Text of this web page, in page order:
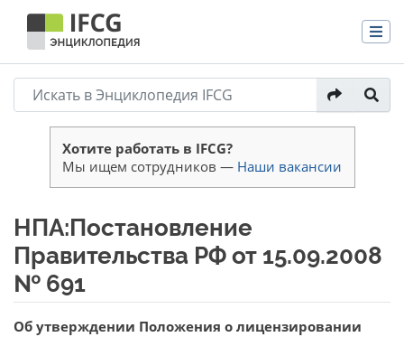
Хотите работать в IFCG?
Мы ищем сотрудников — Наши вакансии
НПА:Постановление
Правительства РФ от 15.09.2008
№ 691
Перейти к:навигация,поиск
Об утверждении Положения о лицензировании